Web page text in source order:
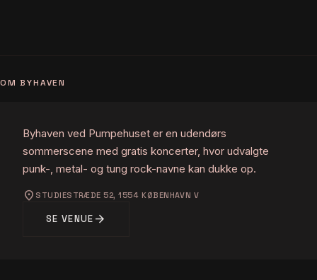
OM BYHAVEN
Byhaven ved Pumpehuset er en udendørs
sommerscene med gratis koncerter, hvor udvalgte
punk-, metal- og tung rock-navne kan dukke op.
location_on STUDIESTRÆDE 52, 1554 KØBENHAVN V
SE VENUE arrow_forward